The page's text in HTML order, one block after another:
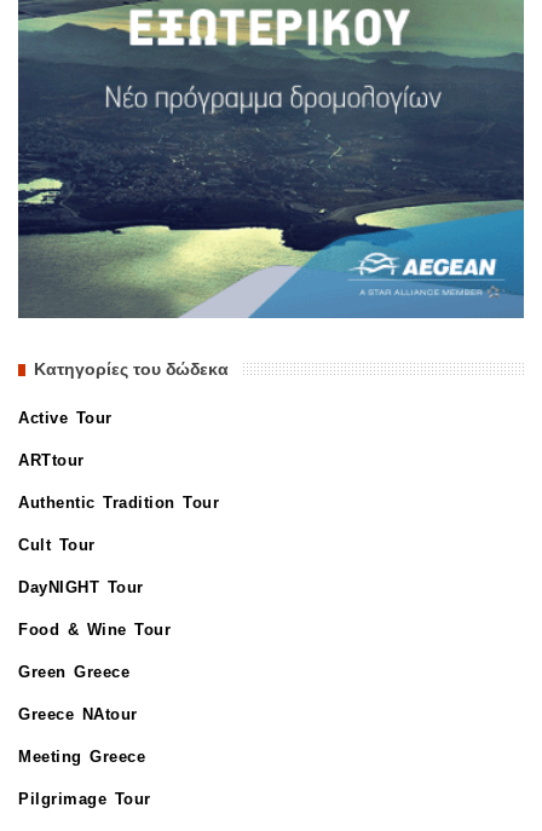
Κατηγορίες του δώδεκα
Active Tour
ARTtour
Authentic Tradition Tour
Cult Tour
DayNIGHT Tour
Food & Wine Tour
Green Greece
Greece NAtour
Meeting Greece
Pilgrimage Tour